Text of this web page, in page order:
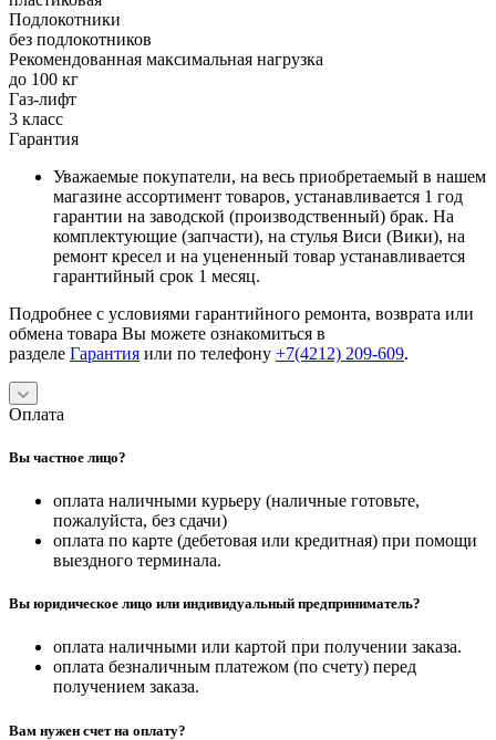
Подлокотники
без подлокотников
Рекомендованная максимальная нагрузка
до 100 кг
Газ-лифт
3 класс
Гарантия
Уважаемые покупатели, на весь приобретаемый в нашем
магазине ассортимент товаров, устанавливается 1 год
гарантии на заводской (производственный) брак. На
комплектующие (запчасти), на стулья Виси (Вики), на
ремонт кресел и на уцененный товар устанавливается
гарантийный срок 1 месяц.
Подробнее с условиями гарантийного ремонта, возврата или
обмена товара Вы можете ознакомиться в
разделе Гарантия или по телефону +7(4212) 209-609.
Оплата
Вы частное лицо?
оплата наличными курьеру (наличные готовьте,
пожалуйста, без сдачи)
оплата по карте (дебетовая или кредитная) при помощи
выездного терминала.
Вы юридическое лицо или индивидуальный предприниматель?
оплата наличными или картой при получении заказа.
оплата безналичным платежом (по счету) перед
получением заказа.
Вам нужен счет на оплату?